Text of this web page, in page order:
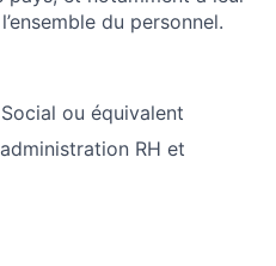
du personnel.
ou équivalent
RH et